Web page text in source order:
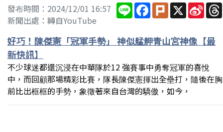
發布時間：2024/12/01 16:57
新聞出處：轉自YouTube
Line Facebook
PlurkX Sina
好巧！陳傑憲「冠軍手勢」 神似艋舺青山宮神像【最
新快訊】
不少球迷都還沉浸在中華隊於12 強賽事中勇奪冠軍的喜悅
中，而回顧那場精彩比賽，隊長陳傑憲揮出全壘打，隨後在胸
前比出框框的手勢，象徵著來自台灣的驕傲，如今，